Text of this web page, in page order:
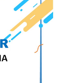
Sertifikat
Sertifikat Word
Word Free
Free Versi 4
Versi 5